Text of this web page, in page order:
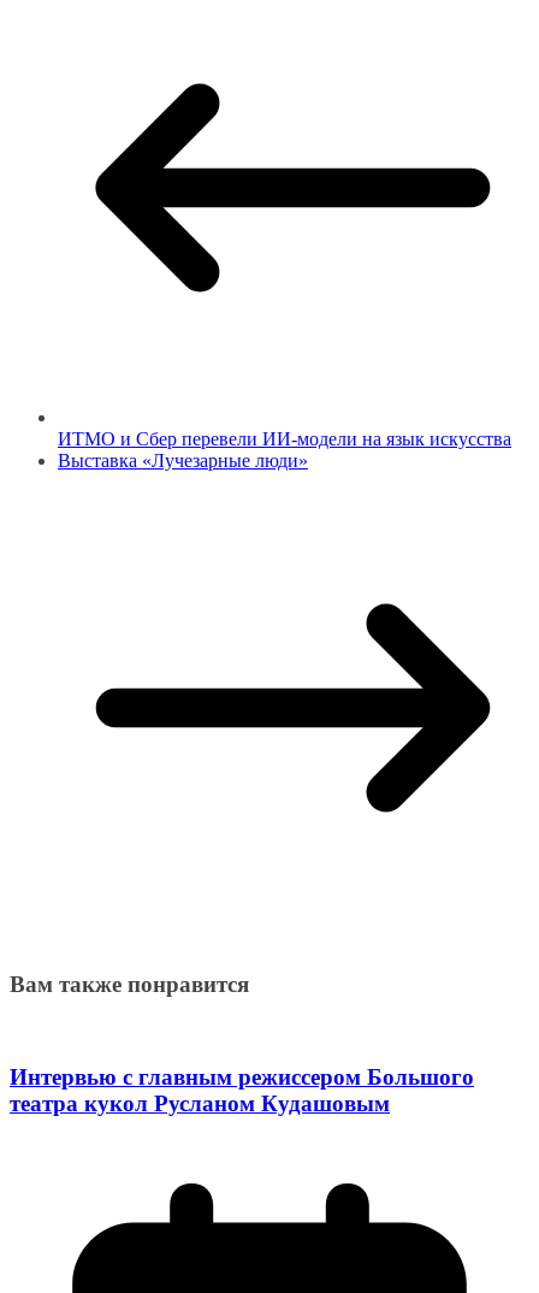
ИТМО и Сбер перевели ИИ-модели на язык искусства
Выставка «Лучезарные люди»
Вам также понравится
Интервью с главным режиссером Большого
театра кукол Русланом Кудашовым